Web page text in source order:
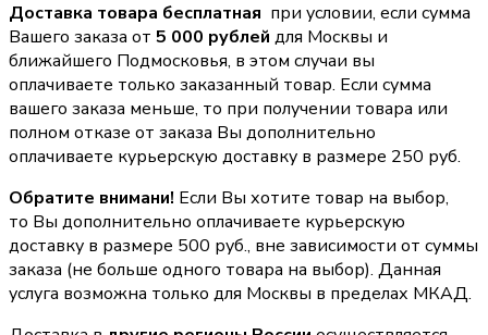
Доставка товара бесплатная при условии, если сумма
Вашего заказа от 5 000 рублей для Москвы и
ближайшего Подмосковья, в этом случаи вы
оплачиваете только заказанный товар. Если сумма
вашего заказа меньше, то при получении товара или
полном отказе от заказа Вы дополнительно
оплачиваете курьерскую доставку в размере 250 руб.
Обратите внимани! Если Вы хотите товар на выбор,
то Вы дополнительно оплачиваете курьерскую
доставку в размере 500 руб., вне зависимости от суммы
заказа (не больше одного товара на выбор). Данная
услуга возможна только для Москвы в пределах МКАД.